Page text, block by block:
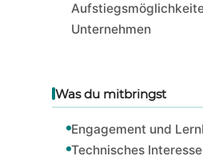
Unternehmen
Was du mitbringst
Engagement und
Technisches